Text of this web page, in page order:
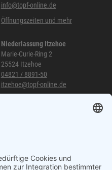
info@topf-online.de
Öffnungszeiten und mehr
Niederlassung Itzehoe
Marie-Curie-Ring 2
25524 Itzehoe
04821 / 8891-50
itzehoe@topf-online.de
040 / 21 04 04 04-04
glinde@topf-online.de